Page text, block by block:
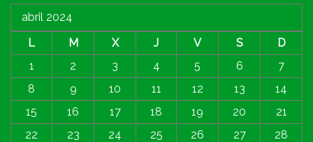
abril 2024
L
M X J V S
D
1
2 3 4 5 6
7
8
9 10 11 12 13
14
15
16 17 18 19 20
21
22
23 24 25 26 27
28